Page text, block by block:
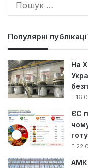
Популярні
На
ЄС